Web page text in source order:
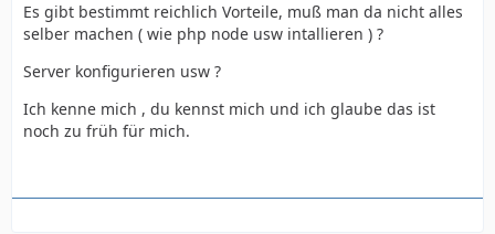
Es gibt bestimmt reichlich Vorteile, muß man da nicht alles
selber machen ( wie php node usw intallieren ) ?
Server konfigurieren usw ?
Ich kenne mich , du kennst mich und ich glaube das ist
noch zu früh für mich.